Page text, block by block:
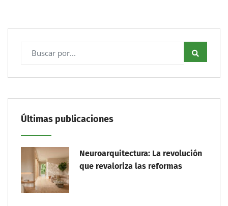
Últimas publicaciones
Neuroarquitectura: La revolución
que revaloriza las reformas